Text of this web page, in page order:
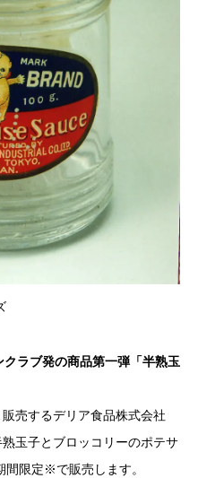
ラブ発の商品第一弾「半熟玉
売するデリア食品株式会社
玉子とブロッコリーのポテサ
限定※で販売します。